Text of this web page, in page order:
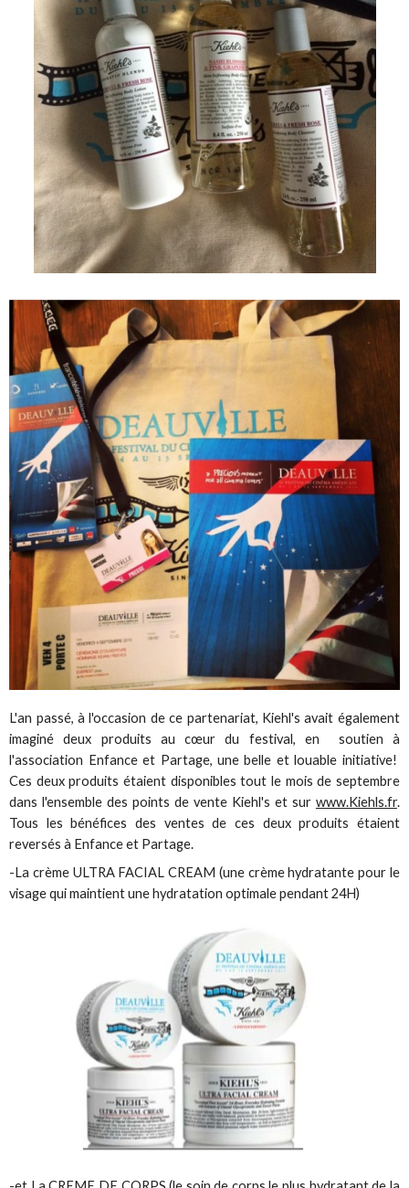
L'an passé, à l'occasion de ce partenariat, Kiehl's avait également
imaginé deux produits au cœur du festival, en soutien à
l'association Enfance et Partage, une belle et louable initiative!
Ces deux produits étaient disponibles tout le mois de septembre
dans l'ensemble des points de vente Kiehl's et sur www.Kiehls.fr.
Tous les bénéfices des ventes de ces deux produits étaient
reversés à Enfance et Partage.
-La crème ULTRA FACIAL CREAM (une crème hydratante pour le
visage qui maintient une hydratation optimale pendant 24H)